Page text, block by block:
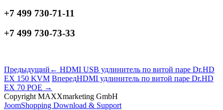
+7 499 730-71-11
+7 499 730-73-33
Предыдущий ← HDMI USB удлинитель по витой паре Dr.HD
EX 150 KVM ВпередHDMI удлинитель по витой паре Dr.HD
EX 70 POE →
Copyright MAXXmarketing GmbH
JoomShopping Download & Support